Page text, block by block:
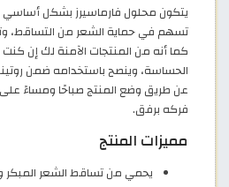
يتكون محلول فارماسيرز بشكل أساسي
تسهم في حماية الشعر من التساقط،
كما أنه من المنتجات الآمنة لك إن
الحساسة، وينصح باستخدامه ضمن
عن طريق وضع المنتج صباحًا ومساءً
فركه برفق.
مميزات المنتج
يحمي من تساقط الشعر المبكر